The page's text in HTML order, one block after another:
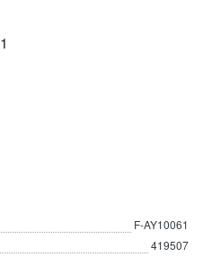
F-AY10061
419507